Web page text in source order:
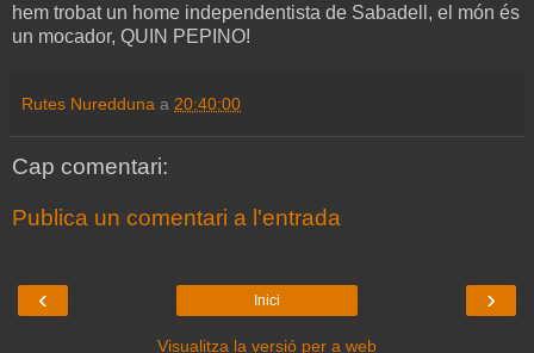
hem trobat un home independentista de Sabadell, el món és
un mocador, QUIN PEPINO!
Rutes Nuredduna a 20:40:00
Cap comentari:
Publica un comentari a l'entrada
‹ ›
Inici
Visualitza la versió per a web